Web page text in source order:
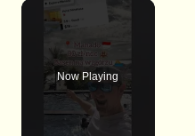
Now Playing